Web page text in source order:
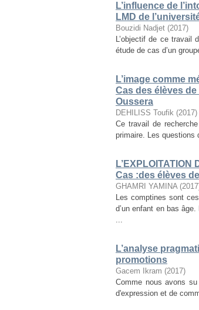
L’influence de
LMD de
Bouzidi Nadjet (2017)
L’objectif de ce travail
étude de cas d’un
L’image comme
Cas des élèves
Oussera
DEHILISS Toufik (2017)
Ce travail de
primaire. Les questions
Cas :des élèves
GHAMRI YAMINA (2017
Les comptines sont
d’un enfant en bas
...
L’analyse
promotions
Gacem Ikram (2017)
Comme nous avons
d'expression et de